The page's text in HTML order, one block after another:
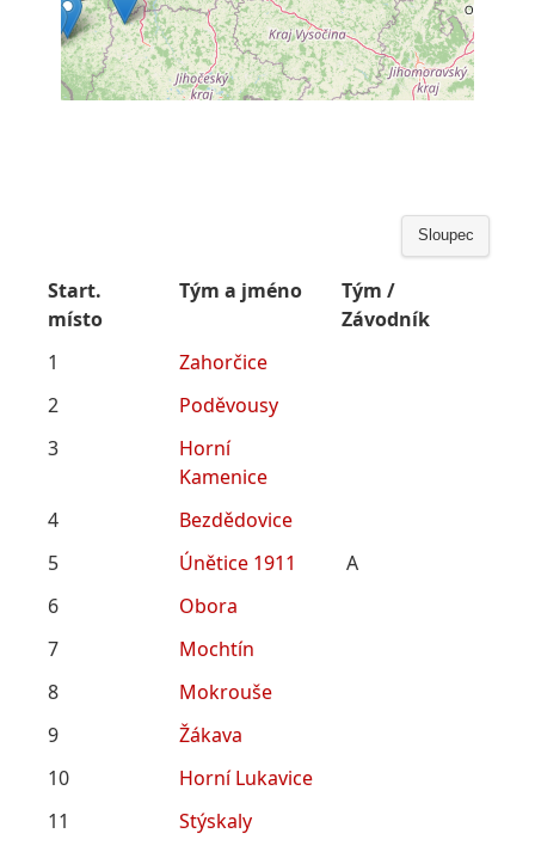
Sloupec
Start.
místo
Tým a jméno
Tým /
Závodník
1
Zahorčice
2
Poděvousy
3
Horní
Kamenice
4
Bezdědovice
5
Únětice 1911
A
6
Obora
7
Mochtín
8
Mokrouše
9
Žákava
10
Horní Lukavice
11
Stýskaly